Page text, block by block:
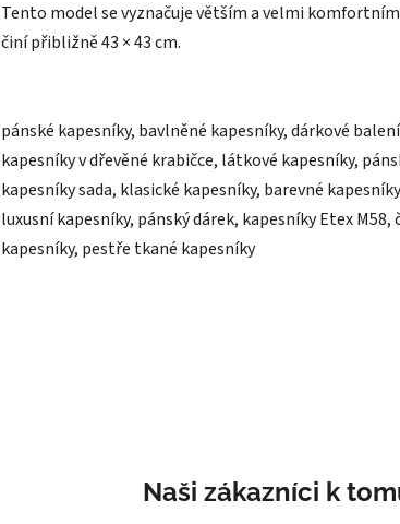
Tento model se vyznačuje větším a velmi
činí přibližně 43 × 43 cm.
pánské kapesníky, bavlněné kapesníky, dárkové
kapesníky v dřevěné krabičce, látkové kapesníky,
kapesníky sada, klasické kapesníky, barevné
luxusní kapesníky, pánský dárek, kapesníky Etex M58,
kapesníky, pestře tkané kapesníky
Naši zákazníci k